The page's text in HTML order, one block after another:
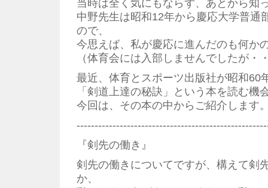
当時は全く気にもならず、あとから知
中野先生は昭和12年から慶応大学普通
ので、
今思えば、私が慶応に進んだのも何か
（体育会には入部しませんでしたが・
最近、体育とスポーツ出版社が昭和60
「剣道上達の秘訣」という本を読む機
今回は、その本の中からご紹介します
『剣先の働き』
剣先の働きについてですが、構えて剣
か、